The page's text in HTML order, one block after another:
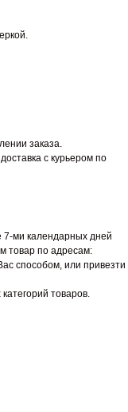
заказа.
с курьером по
7-ми календарных дней
товар по адресам:
способом, или привезти
товаров.